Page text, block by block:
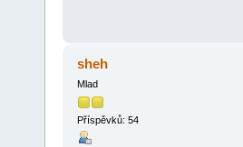
sheh
Mlad
Příspěvků: 54